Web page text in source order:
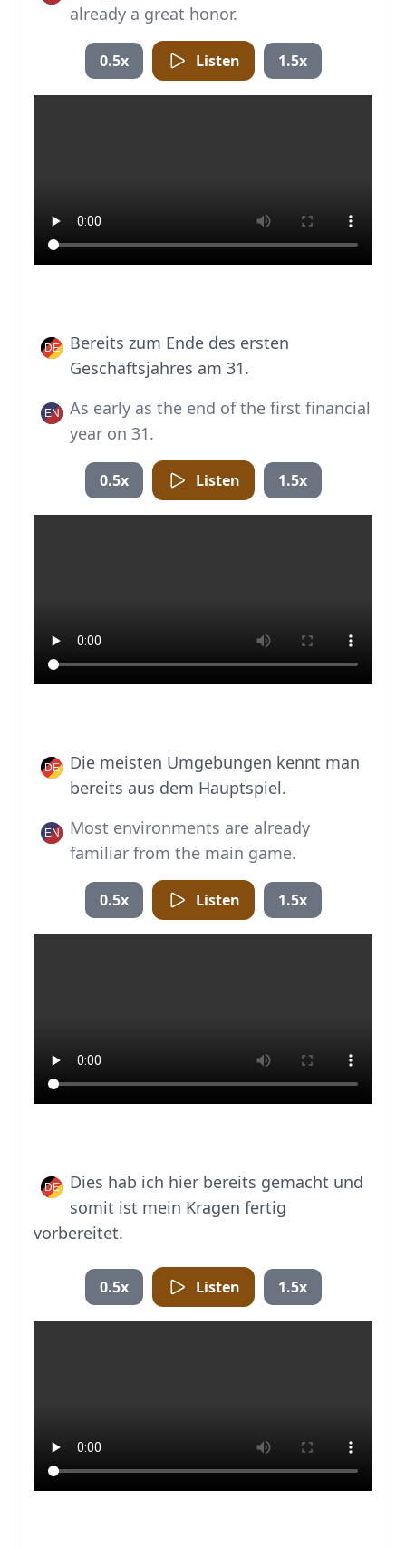
already a great honor.
0.5x Listen 1.5x
Bereits zum Ende des ersten
Geschäftsjahres am 31.
As early as the end of the first financial
year on 31.
0.5x Listen 1.5x
Die meisten Umgebungen kennt man
bereits aus dem Hauptspiel.
Most environments are already
familiar from the main game.
0.5x Listen 1.5x
Dies hab ich hier bereits gemacht und
somit ist mein Kragen fertig
vorbereitet.
0.5x Listen 1.5x